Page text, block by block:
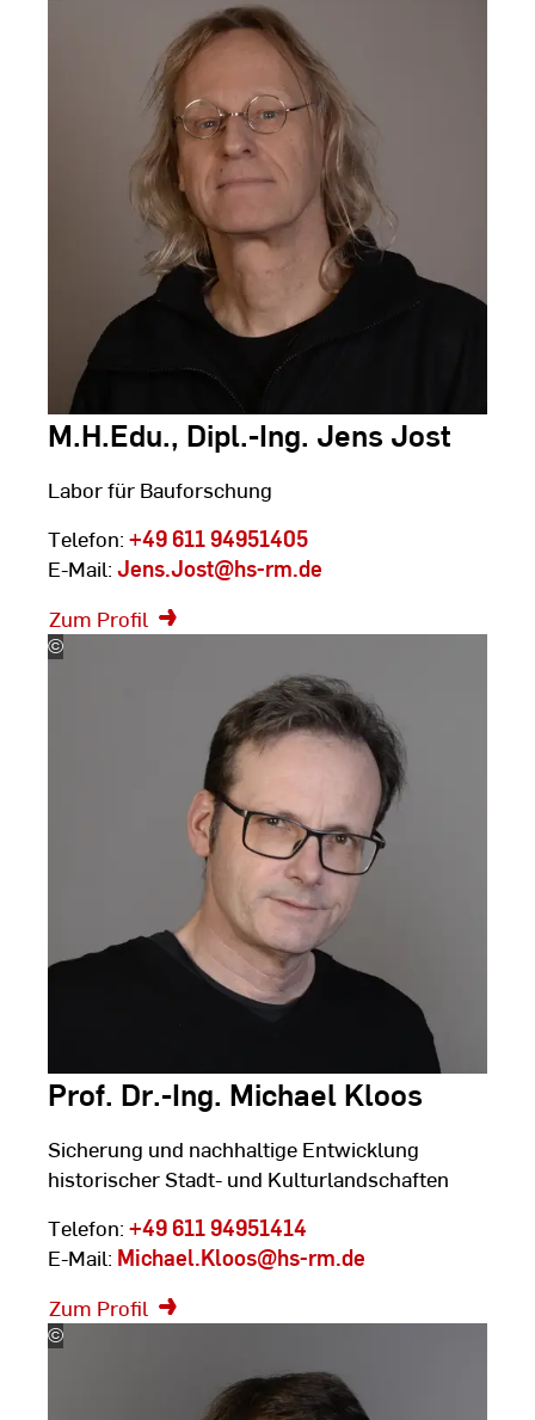
M.H.Edu., Dipl.-Ing. Jens Jost
Labor für Bauforschung
Telefon: +49 611 94951405
E-Mail: Jens.Jost@hs-rm.de
Zum Profil
©
Silke
Prof. Dr.-Ing. Michael Kloos
Sicherung und nachhaltige Entwicklung
historischer Stadt- und Kulturlandschaften
Telefon: +49 611 94951414
E-Mail: Michael.Kloos@hs-rm.de
Zum Profil
©
Silke